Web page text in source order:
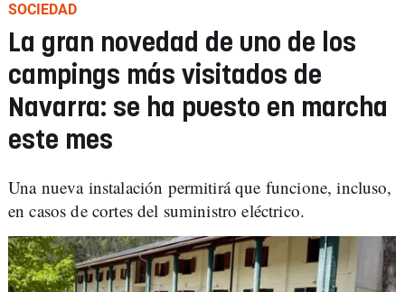
SOCIEDAD
La gran novedad de uno de los
campings más visitados de
Navarra: se ha puesto en marcha
este mes
Una nueva instalación permitirá que funcione, incluso,
en casos de cortes del suministro eléctrico.